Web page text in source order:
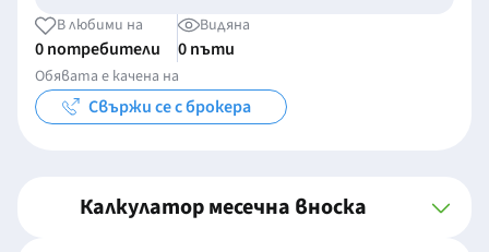
В любими на
0 потребители
Видяна
0 пъти
Обявата е качена на
Свържи се с брокера
Калкулатор месечна вноска